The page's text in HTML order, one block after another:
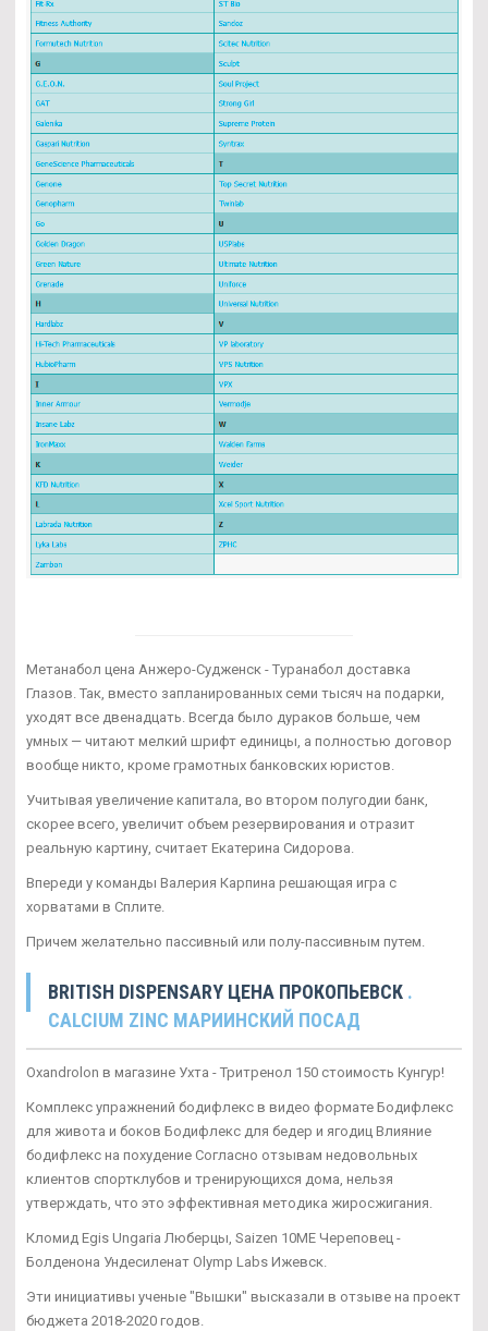
Метанабол цена Анжеро-Судженск - Туранабол доставка
Глазов. Так, вместо запланированных семи тысяч на подарки,
уходят все двенадцать. Всегда было дураков больше, чем
умных — читают мелкий шрифт единицы, а полностью договор
вообще никто, кроме грамотных банковских юристов.
Учитывая увеличение капитала, во втором полугодии банк,
скорее всего, увеличит объем резервирования и отразит
реальную картину, считает Екатерина Сидорова.
Впереди у команды Валерия Карпина решающая игра с
хорватами в Сплите.
Причем желательно пассивный или полу-пассивным путем.
BRITISH DISPENSARY ЦЕНА ПРОКОПЬЕВСК .
CALCIUM ZINC МАРИИНСКИЙ ПОСАД
Oxandrolon в магазине Ухта - Тритренол 150 стоимость Кунгур!
Комплекс упражнений бодифлекс в видео формате Бодифлекс
для живота и боков Бодифлекс для бедер и ягодиц Влияние
бодифлекс на похудение Согласно отзывам недовольных
клиентов спортклубов и тренирующихся дома, нельзя
утверждать, что это эффективная методика жиросжигания.
Кломид Egis Ungaria Люберцы, Saizen 10ME Череповец -
Болденона Ундесиленат Olymp Labs Ижевск.
Эти инициативы ученые "Вышки" высказали в отзыве на проект
бюджета 2018-2020 годов.